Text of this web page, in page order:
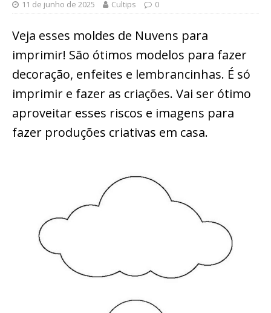
11 de junho de 2025 Cultips 0
Veja esses moldes de Nuvens para
imprimir! São ótimos modelos para fazer
decoração, enfeites e lembrancinhas. É só
imprimir e fazer as criações. Vai ser ótimo
aproveitar esses riscos e imagens para
fazer produções criativas em casa.